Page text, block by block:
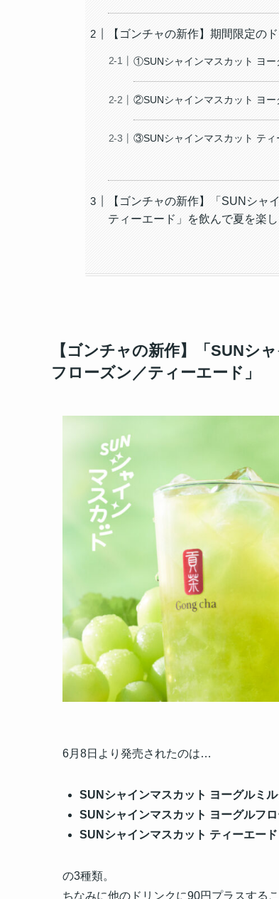
【ゴンチャの新作】期間限定の
①SUNシャインマスカット ヨー
②SUNシャインマスカット ヨー
③SUNシャインマスカット ティ
【ゴンチャの新作】「SUNシャ
ティーエード」を飲んで夏を楽
【ゴンチャの新作】「SUNシ
フローズン／ティーエード」
6月8日より発売されたのは…
SUNシャインマスカット ヨーグルミル
SUNシャインマスカット ヨーグルフ
SUNシャインマスカット ティーエード
の3種類。
ちなみに他のドリンクに90円プラスするこ